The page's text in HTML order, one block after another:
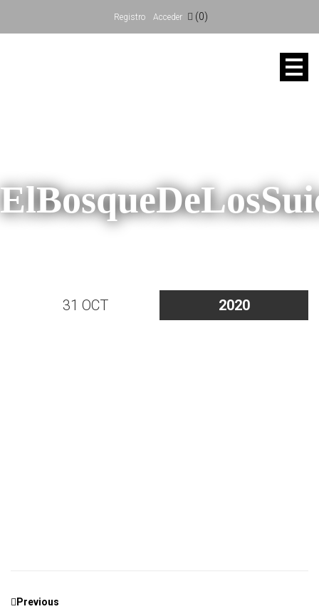
Registro Acceder (0)
31 OCT
2020
Previous